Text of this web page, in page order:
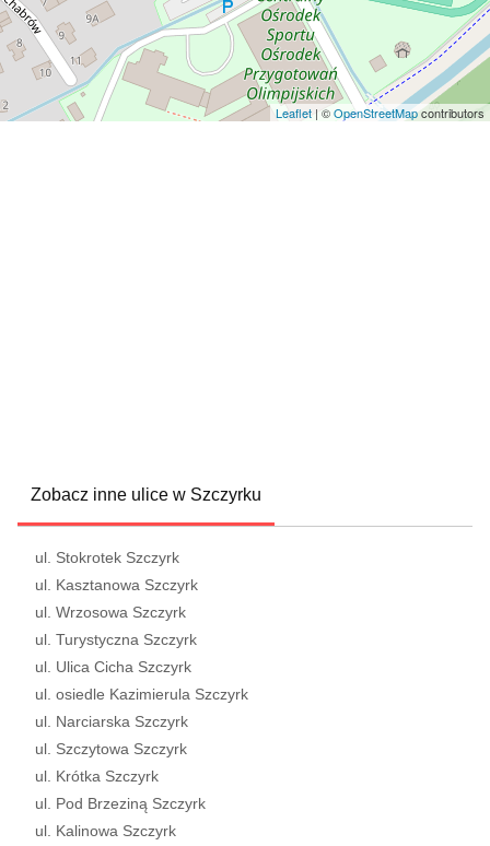
Leaflet | ©OpenStreetMapcontributors
Zobacz inne ulice w Szczyrku
ul. Stokrotek Szczyrk
ul. Kasztanowa Szczyrk
ul. Wrzosowa Szczyrk
ul. Turystyczna Szczyrk
ul. Ulica Cicha Szczyrk
ul. osiedle Kazimierula Szczyrk
ul. Narciarska Szczyrk
ul. Szczytowa Szczyrk
ul. Krótka Szczyrk
ul. Pod Brzeziną Szczyrk
ul. Kalinowa Szczyrk